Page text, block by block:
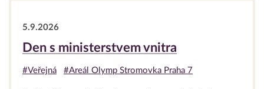
5.9.2026
Den s ministerstvem vnitra
#Veřejná #Areál Olymp Stromovka Praha 7